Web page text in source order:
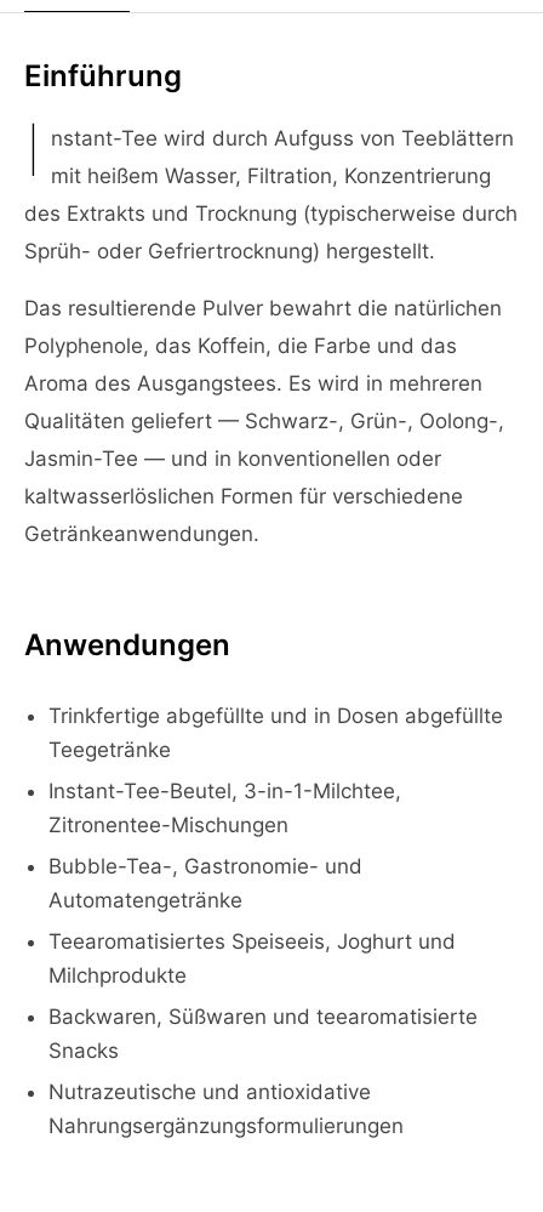
Einführung
I
nstant-Tee wird durch Aufguss von Teeblättern
mit heißem Wasser, Filtration, Konzentrierung
des Extrakts und Trocknung (typischerweise durch
Sprüh- oder Gefriertrocknung) hergestellt.
Das resultierende Pulver bewahrt die natürlichen
Polyphenole, das Koffein, die Farbe und das
Aroma des Ausgangstees. Es wird in mehreren
Qualitäten geliefert — Schwarz-, Grün-, Oolong-,
Jasmin-Tee — und in konventionellen oder
kaltwasserlöslichen Formen für verschiedene
Getränkeanwendungen.
Anwendungen
Trinkfertige abgefüllte und in Dosen abgefüllte
Teegetränke
Instant-Tee-Beutel, 3-in-1-Milchtee,
Zitronentee-Mischungen
Bubble-Tea-, Gastronomie- und
Automatengetränke
Teearomatisiertes Speiseeis, Joghurt und
Milchprodukte
Backwaren, Süßwaren und teearomatisierte
Snacks
Nutrazeutische und antioxidative
Nahrungsergänzungsformulierungen